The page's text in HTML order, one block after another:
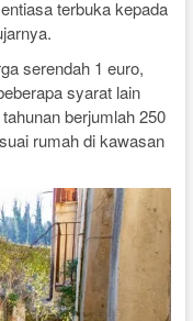
terbuka kepada
serendah 1 euro,
syarat lain
berjumlah 250
rumah di kawasan